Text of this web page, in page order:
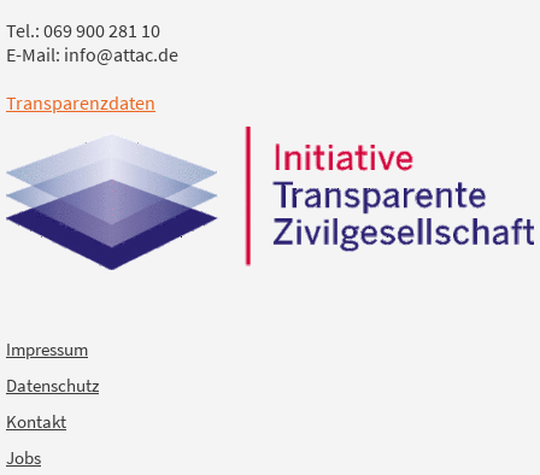
Tel.: 069 900 281 10
E-Mail: info@attac.de
Transparenzdaten
Impressum
Datenschutz
Kontakt
Jobs